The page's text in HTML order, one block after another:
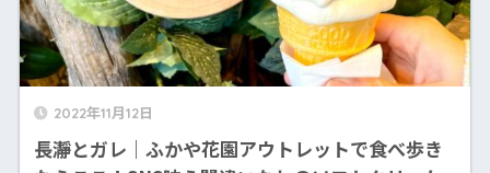
2022年11月12日
長瀞とガレ｜ふかや花園アウトレットで食べ歩き